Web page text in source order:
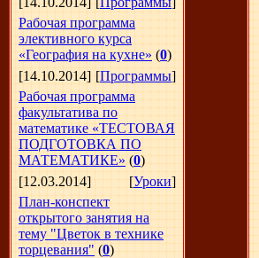
Рабочая программа
элективного курса
«География на кухне» (0)
[14.10.2014] [Программы]
Рабочая программа
факультатива по
математике «ТЕСТОВАЯ
ПОДГОТОВКА ПО
МАТЕМАТИКЕ» (0)
[12.03.2014]
[Уроки]
План-конспект
открытого занятия на
тему "Цветок в технике
торцевания" (0)